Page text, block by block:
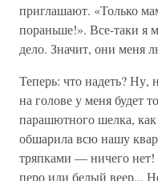
приглашают. «Только
пораньше!». Все-таки я
дело. Значит, они меня
Теперь: что надеть? Ну,
на голове у меня будет
парашютного шелка,
обшарила всю нашу
тряпками — ничего
перо или белый веер...